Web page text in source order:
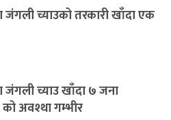
च्याउको तरकारी खाँदा एक
च्याउ खाँदा ७ जना
अवश्था गम्भीर